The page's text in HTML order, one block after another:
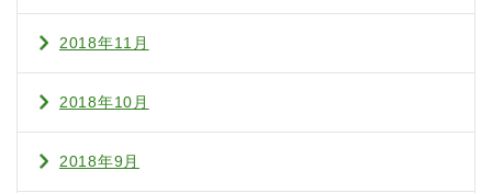
2018年11月
2018年10月
2018年9月